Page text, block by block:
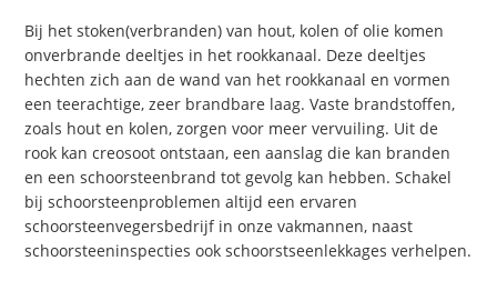
Bij het stoken(verbranden) van hout, kolen of olie komen
onverbrande deeltjes in het rookkanaal. Deze deeltjes
hechten zich aan de wand van het rookkanaal en vormen
een teerachtige, zeer brandbare laag. Vaste brandstoffen,
zoals hout en kolen, zorgen voor meer vervuiling. Uit de
rook kan creosoot ontstaan, een aanslag die kan branden
en een schoorsteenbrand tot gevolg kan hebben. Schakel
bij schoorsteenproblemen altijd een ervaren
schoorsteenvegersbedrijf in onze vakmannen, naast
schoorsteeninspecties ook schoorstseenlekkages verhelpen.